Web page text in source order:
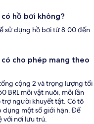
hồ bơi không?
sử dụng hồ bơi từ 8:00 đến
cho phép mang theo
cộng 2 và trọng lượng tối
BRL mỗi vật nuôi, mỗi lần
người khuyết tật. Có tô
dụng một số giới hạn. Để
với nơi lưu trú.